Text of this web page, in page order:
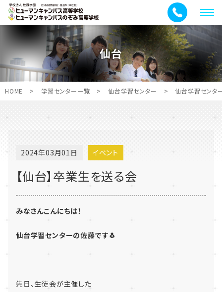
メ
ニ
ュ
ー
仙台
HOME > 学習センター一覧 > 仙台学習センター > 仙台学習センタ
2024年03月01日 イベント
【仙台】卒業生を送る会
みなさんこんにちは！
仙台学習センターの佐藤です🐧
先日、生徒会が主催した